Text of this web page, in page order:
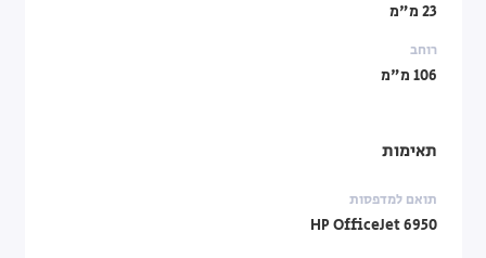
23 מ"מ
רוחב
106 מ"מ
תאימות
תואם למדפסות
HP OfficeJet 6950